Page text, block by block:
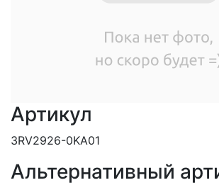
Артикул
3RV2926-0KA01
Альтернативный